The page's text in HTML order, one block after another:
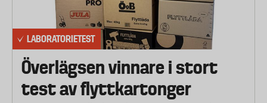
LABORATORIETEST
Överlägsen vinnare i stort
test av flyttkartonger